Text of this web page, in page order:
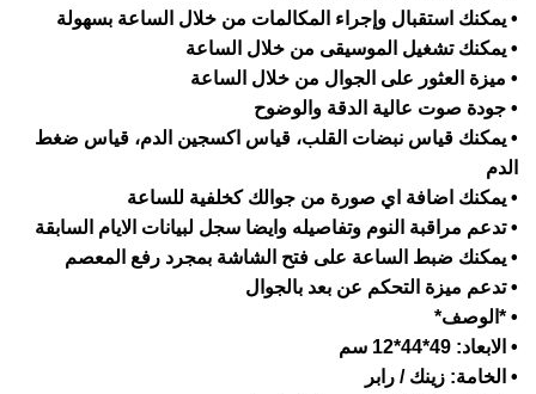
• يمكنك استقبال وإجراء المكالمات من خلال الساعة بسهولة
• يمكنك تشغيل الموسيقى من خلال الساعة
• ميزة العثور على الجوال من خلال الساعة
• جودة صوت عالية الدقة والوضوح
• يمكنك قياس نبضات القلب، قياس اكسجين الدم، قياس ضغط
الدم
• يمكنك اضافة اي صورة من جوالك كخلفية للساعة
• تدعم مراقبة النوم وتفاصيله وايضا سجل لبيانات الايام السابقة
• يمكنك ضبط الساعة على فتح الشاشة بمجرد رفع المعصم
• تدعم ميزة التحكم عن بعد بالجوال
• *الوصف*
• الابعاد: 49*44*12 سم
• الخامة: زينك / رابر